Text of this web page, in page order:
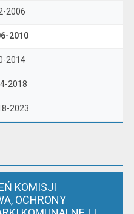
2006
2010
2014
2018
2023
KOMISJI
OCHRONY